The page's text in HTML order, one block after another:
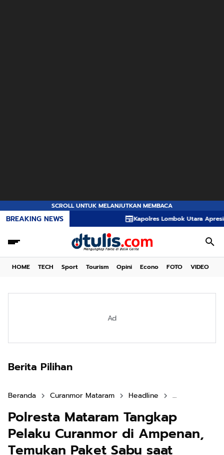
SCROLL UNTUK MELANJUTKAN MEMBACA
BREAKING NEWS Kapolres Lombok Utara Apresiasi
HOME TECH Sport Tourism Opini Econo FOTO VIDEO
Ad
Berita Pilihan
Beranda Curanmor Mataram Headline Narkoba
Polresta Mataram Tangkap
Pelaku Curanmor di Ampenan,
Temukan Paket Sabu saat